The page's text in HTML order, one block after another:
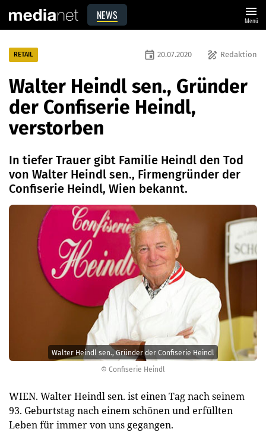
NEWS menu
Menü
© Confiserie Heindl
Walter Heindl sen., Gründer der Confiserie Heindl
RETAIL draw Redaktion
event 20.07.2020
Walter Heindl sen., Gründer
der Confiserie Heindl,
verstorben
In tiefer Trauer gibt Familie Heindl den Tod
von Walter Heindl sen., Firmengründer der
Confiserie Heindl, Wien bekannt.
WIEN. Walter Heindl sen. ist einen Tag nach seinem
93. Geburtstag nach einem schönen und erfüllten
Leben für immer von uns gegangen.